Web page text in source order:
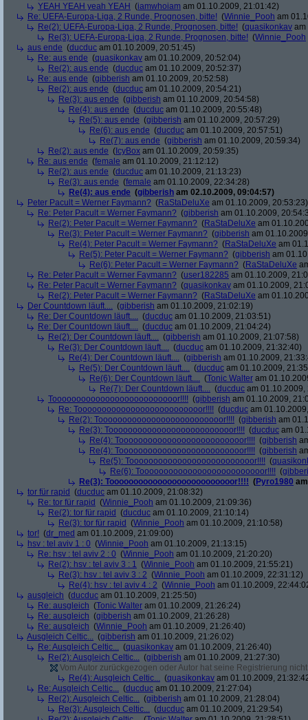
YEAH YEAH yeah YEAH (iamwhoiam am 01.10.2009, 21:01:42)
Re: UEFA-Europa-Liga, 2 Runde, Prognosen, bitte! (Winnie_Pooh am
Re(2): UEFA-Europa-Liga, 2 Runde, Prognosen, bitte! (quasikonkav am
Re(3): UEFA-Europa-Liga, 2 Runde, Prognosen, bitte! (Winnie_Pooh
aus ende (ducduc am 01.10.2009, 20:51:45)
Re: aus ende (quasikonkav am 01.10.2009, 20:52:04)
Re(2): aus ende (ducduc am 01.10.2009, 20:52:37)
Re: aus ende (gibberish am 01.10.2009, 20:52:58)
Re(2): aus ende (ducduc am 01.10.2009, 20:54:21)
Re(3): aus ende (gibberish am 01.10.2009, 20:54:58)
Re(4): aus ende (ducduc am 01.10.2009, 20:55:48)
Re(5): aus ende (gibberish am 01.10.2009, 20:57:29)
Re(6): aus ende (ducduc am 01.10.2009, 20:57:51)
Re(7): aus ende (gibberish am 01.10.2009, 20:59:34)
Re(2): aus ende ( IcyBox am 01.10.2009, 20:59:35)
Re: aus ende (female am 01.10.2009, 21:12:12)
Re(2): aus ende (ducduc am 01.10.2009, 21:13:23)
Re(3): aus ende (female am 01.10.2009, 22:34:28)
Re(4): aus ende (gibberish am 02.10.2009, 09:04:57)
Peter Pacult = Werner Faymann? (RaStaDeluXe am 01.10.2009, 20:53:23)
Re: Peter Pacult = Werner Faymann? (gibberish am 01.10.2009,
Re(2): Peter Pacult = Werner Faymann? (RaStaDeluXe am
Re(3): Peter Pacult = Werner Faymann? (gibberish am
Re(4): Peter Pacult = Werner Faymann? (RaStaDeluXe am
Re(5): Peter Pacult = Werner Faymann? (gibberish am
Re(6): Peter Pacult = Werner Faymann? (RaStaDeluXe
Re: Peter Pacult = Werner Faymann? (user182285 am 01.10.2009,
Re: Peter Pacult = Werner Faymann? (quasikonkav am 01.10.2009,
Re(2): Peter Pacult = Werner Faymann? (RaStaDeluXe am
Der Countdown läuft.... (gibberish am 01.10.2009, 21:02:19)
Re: Der Countdown läuft.... (ducduc am 01.10.2009, 21:03:51)
Re: Der Countdown läuft.... (ducduc am 01.10.2009, 21:04:24)
Re(2): Der Countdown läuft.... (gibberish am 01.10.2009, 21:07:58)
Re(3): Der Countdown läuft.... (ducduc am 01.10.2009, 21:32:40)
Re(4): Der Countdown läuft.... (gibberish am 01.10.2009,
Re(5): Der Countdown läuft.... (ducduc am 01.10.2009,
Re(6): Der Countdown läuft.... (Tonic Walter am
Re(7): Der Countdown läuft.... (ducduc am 01.10.2009,
Toooooooooooooooooooooooooor!!!! (gibberish am 01.10.2009,
Re: Toooooooooooooooooooooooooor!!!! (ducduc am
Re(2): Toooooooooooooooooooooooooor!!!! (gibberish am
Re(3): Toooooooooooooooooooooooooor!!!! (ducduc am
Re(4): Toooooooooooooooooooooooooor!!!! (gibberish
Re(4): Toooooooooooooooooooooooooor!!!! (gibberish
Re(5): Toooooooooooooooooooooooooor!!!! (
Re(6): Toooooooooooooooooooooooooor!!!! (
Re(3): Toooooooooooooooooooooooooor!!!! (Pyro1980
tor für rapid (ducduc am 01.10.2009, 21:08:32)
Re: tor für rapid (Winnie_Pooh am 01.10.2009, 21:09:36)
Re(2): tor für rapid (ducduc am 01.10.2009, 21:10:14)
Re(3): tor für rapid (Winnie_Pooh am 01.10.2009, 21:10:58)
tor! (dr_med am 01.10.2009, 21:09:00)
hsv : tel aviv 1 : 0 (Winnie_Pooh am 01.10.2009, 21:13:15)
Re: hsv : tel aviv 2 : 0 (Winnie_Pooh am 01.10.2009, 21:20:20)
Re(2): hsv : tel aviv 3 : 1 (Winnie_Pooh am 01.10.2009, 21:55:21)
Re(3): hsv : tel aviv 3 : 2 (Winnie_Pooh am 01.10.2009, 22:31:12)
Re(4): hsv : tel aviv 4 : 2 (Winnie_Pooh am 01.10.2009,
ausgleich (ducduc am 01.10.2009, 21:25:50)
Re: ausgleich (Tonic Walter am 01.10.2009, 21:26:24)
Re: ausgleich (gibberish am 01.10.2009, 21:26:28)
Re: ausgleich (Winnie_Pooh am 01.10.2009, 21:26:40)
Ausgleich Celtic... (gibberish am 01.10.2009, 21:26:02)
Re: Ausgleich Celtic... (quasikonkav am 01.10.2009, 21:26:40)
Re(2): Ausgleich Celtic... (gibberish am 01.10.2009, 21:27:30)
Vom Autor zurückgezogen oder Autor hat seine Registrierung
Re(4): Ausgleich Celtic... (quasikonkav am 01.10.2009,
Re: Ausgleich Celtic... (ducduc am 01.10.2009, 21:27:04)
Re(2): Ausgleich Celtic... (gibberish am 01.10.2009, 21:28:04)
Re(3): Ausgleich Celtic... (ducduc am 01.10.2009, 21:29:54)